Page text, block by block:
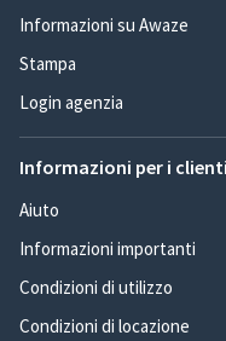
Informazioni su Awaze
Stampa
Login agenzia
Informazioni per i clienti
Aiuto
Informazioni importanti
Condizioni di utilizzo
Condizioni di locazione